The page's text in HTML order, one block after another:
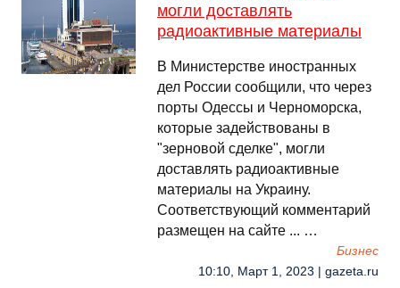
могли доставлять
радиоактивные материалы
В Министерстве иностранных
дел России сообщили, что через
порты Одессы и Черноморска,
которые задействованы в
"зерновой сделке", могли
доставлять радиоактивные
материалы на Украину.
Соответствующий комментарий
размещен на сайте ... …
Бизнес
10:10, Март 1, 2023 | gazeta.ru